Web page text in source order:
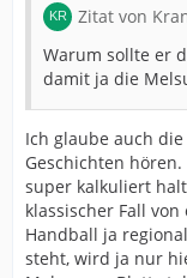
Zitat von
Warum sollte er
damit ja die
Ich glaube auch
Geschichten
super kalkuliert
klassischer Fall
Handball ja
steht, wird ja nur